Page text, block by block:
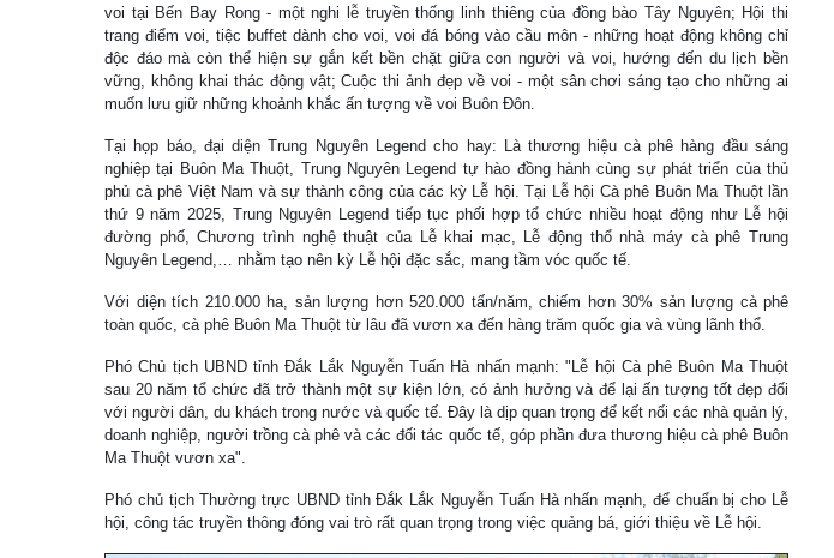
voi tại Bến Bay Rong - một nghi lễ truyền thống linh thiêng của đồng bào Tây Nguyên; Hội thi
trang điểm voi, tiệc buffet dành cho voi, voi đá bóng vào cầu môn - những hoạt động không chỉ
độc đáo mà còn thể hiện sự gắn kết bền chặt giữa con người và voi, hướng đến du lịch bền
vững, không khai thác động vật; Cuộc thi ảnh đẹp về voi - một sân chơi sáng tạo cho những ai
muốn lưu giữ những khoảnh khắc ấn tượng về voi Buôn Đôn.
Tại họp báo, đại diện Trung Nguyên Legend cho hay: Là thương hiệu cà phê hàng đầu sáng
nghiệp tại Buôn Ma Thuột, Trung Nguyên Legend tự hào đồng hành cùng sự phát triển của thủ
phủ cà phê Việt Nam và sự thành công của các kỳ Lễ hội. Tại Lễ hội Cà phê Buôn Ma Thuột lần
thứ 9 năm 2025, Trung Nguyên Legend tiếp tục phối hợp tổ chức nhiều hoạt động như Lễ hội
đường phố, Chương trình nghệ thuật của Lễ khai mạc, Lễ động thổ nhà máy cà phê Trung
Nguyên Legend,… nhằm tạo nên kỳ Lễ hội đặc sắc, mang tầm vóc quốc tế.
Với diện tích 210.000 ha, sản lượng hơn 520.000 tấn/năm, chiếm hơn 30% sản lượng cà phê
toàn quốc, cà phê Buôn Ma Thuột từ lâu đã vươn xa đến hàng trăm quốc gia và vùng lãnh thổ.
Phó Chủ tịch UBND tỉnh Đắk Lắk Nguyễn Tuấn Hà nhấn mạnh: "Lễ hội Cà phê Buôn Ma Thuột
sau 20 năm tổ chức đã trở thành một sự kiện lớn, có ảnh hưởng và để lại ấn tượng tốt đẹp đối
với người dân, du khách trong nước và quốc tế. Đây là dịp quan trọng để kết nối các nhà quản lý,
doanh nghiệp, người trồng cà phê và các đối tác quốc tế, góp phần đưa thương hiệu cà phê Buôn
Ma Thuột vươn xa".
Phó chủ tịch Thường trực UBND tỉnh Đắk Lắk Nguyễn Tuấn Hà nhấn mạnh, để chuẩn bị cho Lễ
hội, công tác truyền thông đóng vai trò rất quan trọng trong việc quảng bá, giới thiệu về Lễ hội.